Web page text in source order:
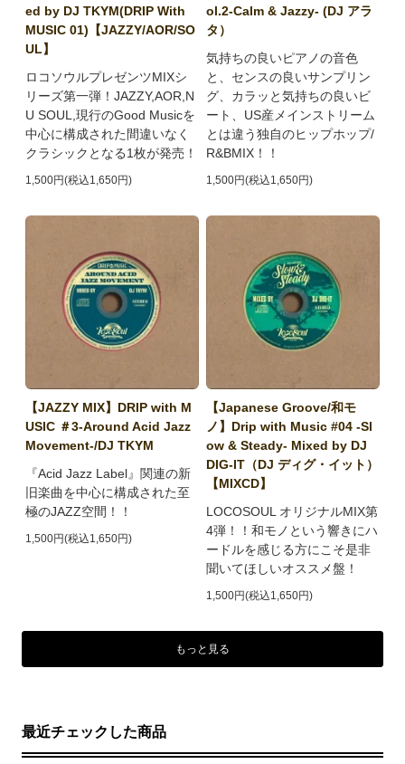
ed by DJ TKYM(DRIP With
MUSIC 01)【JAZZY/AOR/SO
UL】
ロコソウルプレゼンツMIXシ
リーズ第一弾！JAZZY,AOR,N
U SOUL,現行のGood Musicを
中心に構成された間違いなく
クラシックとなる1枚が発売！
1,500円(税込1,650円)
ol.2-Calm & Jazzy- (DJ アラ
タ）
気持ちの良いピアノの音色
と、センスの良いサンプリン
グ、カラッと気持ちの良いビ
ート、US産メインストリーム
とは違う独自のヒップホップ/
R&BMIX！！
1,500円(税込1,650円)
【JAZZY MIX】DRIP with M
USIC ＃3-Around Acid Jazz
Movement-/DJ TKYM
『Acid Jazz Label』関連の新
旧楽曲を中心に構成された至
極のJAZZ空間！！
1,500円(税込1,650円)
【Japanese Groove/和モ
ノ】Drip with Music #04 -Sl
ow & Steady- Mixed by DJ
DIG-IT（DJ ディグ・イット）
【MIXCD】
LOCOSOUL オリジナルMIX第
4弾！！和モノという響きにハ
ードルを感じる方にこそ是非
聞いてほしいオススメ盤！
1,500円(税込1,650円)
もっと見る
最近チェックした商品